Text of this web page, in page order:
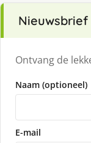
Nieuwsbrief
Ontvang de
Naam (optioneel)
E-mail